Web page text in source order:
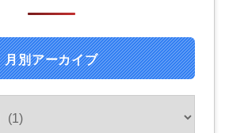
月別アーカイブ